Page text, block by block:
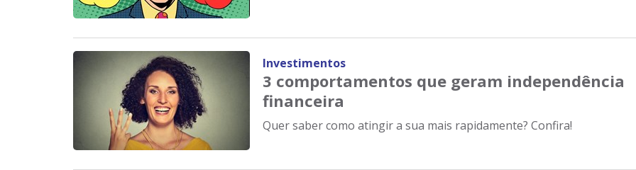
Investimentos
3 comportamentos que geram independência
financeira
Quer saber como atingir a sua mais rapidamente? Confira!